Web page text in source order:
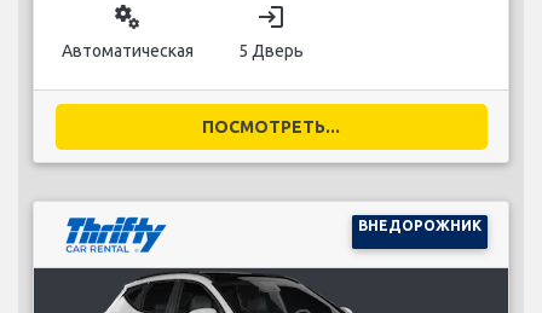
miscellaneous_services
Автоматическая
login
5 Дверь
ПОСМОТРЕТЬ...
ВНЕДОРОЖНИК